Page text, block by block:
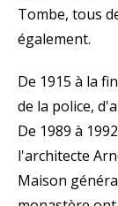
Tombe, tous
également.
De 1915 à la
de la police,
De 1989 à
l'architecte
Maison